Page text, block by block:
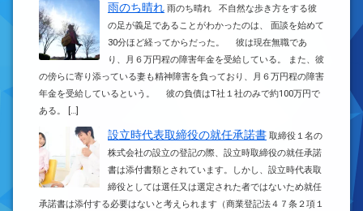
雨のち晴れ 雨のち晴れ 不自然な歩き方をする彼
の足が義足であることがわかったのは、 面談を始めて
30分ほど経ってからだった。 彼は現在無職であ
り、月６万円程の障害年金を受給している。 また、彼
の傍らに寄り添っている妻も精神障害を負っており、月６万円程の障害
年金を受給しているという。 彼の負債はT社１社のみで約100万円で
ある。 […]
設立時代表取締役の就任承諾書 取締役１名の
株式会社の設立の登記の際、設立時取締役の就任承諾
書は添付書類とされています。しかし、設立時代表取
締役としては選任又は選定された者ではないため就任
承諾書は添付する必要はないと考えられます（商業登記法４７条２項１